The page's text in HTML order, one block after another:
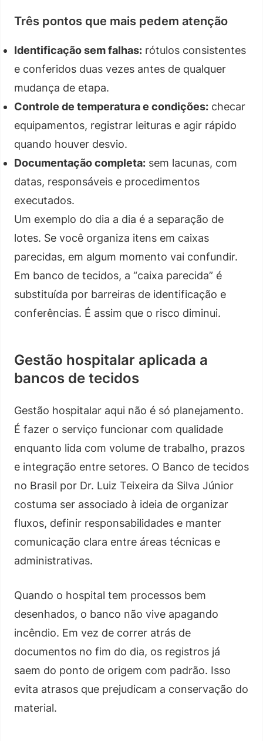
Três pontos que mais pedem atenção
Identificação sem falhas: rótulos consistentes
e conferidos duas vezes antes de qualquer
mudança de etapa.
Controle de temperatura e condições: checar
equipamentos, registrar leituras e agir rápido
quando houver desvio.
Documentação completa: sem lacunas, com
datas, responsáveis e procedimentos
executados.
Um exemplo do dia a dia é a separação de
lotes. Se você organiza itens em caixas
parecidas, em algum momento vai confundir.
Em banco de tecidos, a “caixa parecida” é
substituída por barreiras de identificação e
conferências. É assim que o risco diminui.
Gestão hospitalar aplicada a
bancos de tecidos
Gestão hospitalar aqui não é só planejamento.
É fazer o serviço funcionar com qualidade
enquanto lida com volume de trabalho, prazos
e integração entre setores. O Banco de tecidos
no Brasil por Dr. Luiz Teixeira da Silva Júnior
costuma ser associado à ideia de organizar
fluxos, definir responsabilidades e manter
comunicação clara entre áreas técnicas e
administrativas.
Quando o hospital tem processos bem
desenhados, o banco não vive apagando
incêndio. Em vez de correr atrás de
documentos no fim do dia, os registros já
saem do ponto de origem com padrão. Isso
evita atrasos que prejudicam a conservação do
material.